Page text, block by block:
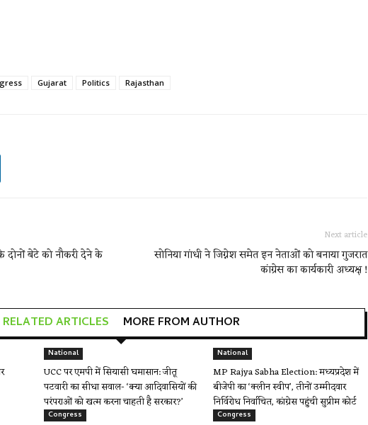
Gujarat Politics Rajasthan
बेटे को नौकरी देने के
Next article
सोनिया गांधी ने जिग्नेश समेत इन नेताओं को बनाया गुजरात
कांग्रेस का कार्यकारी अध्यक्ष !
RELATED ARTICLES MORE FROM AUTHOR
National
UCC पर एमपी में सियासी घमासान: जीतू
पटवारी का सीधा सवाल- ‘क्या आदिवासियों की
परंपराओं को खत्म करना चाहती है सरकार?’
National
MP Rajya Sabha Election: मध्यप्रदेश में
बीजेपी का ‘क्लीन स्वीप’, तीनों उम्मीदवार
निर्विरोध निर्वाचित, कांग्रेस पहुंची सुप्रीम कोर्ट
Congress Congress